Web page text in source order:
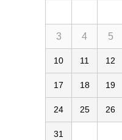
3 4 5
10 11 12
17 18 19
24 25 26
31